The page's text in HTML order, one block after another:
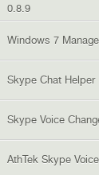
0.8.9
Windows 7
Skype Chat Helper
Skype Voice
AthTek Skype